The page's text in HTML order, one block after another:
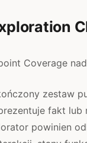
Coverage
zestaw
fakt lub
powinien